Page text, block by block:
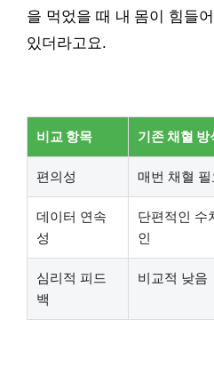
을 먹었을 때 내 몸이 힘들
있더라고요.
비교 항목 기존 채혈 방
편의성 매번 채혈 필
데이터 연속
성
단편적인 수
인
심리적 피드
백
비교적 낮음